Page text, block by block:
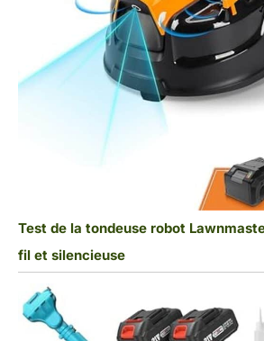
Test de la tondeuse robot
fil et silencieuse